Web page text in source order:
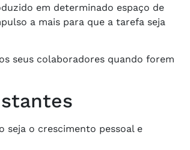
em determinado espaço de
a mais para que a tarefa seja
seus colaboradores quando forem
seja o crescimento pessoal e